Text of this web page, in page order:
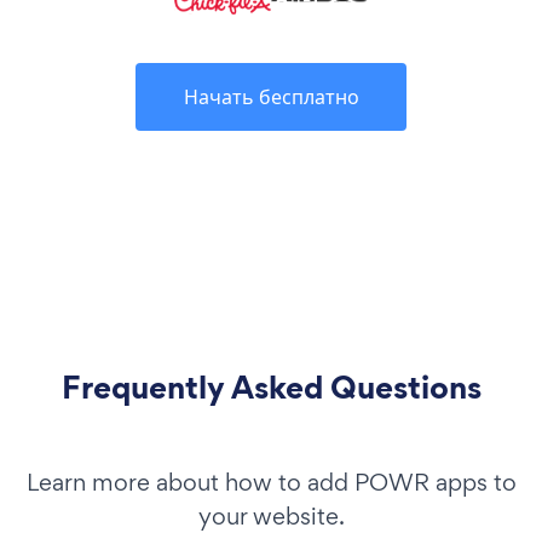
Начать бесплатно
Frequently Asked Questions
Learn more about how to add POWR apps to
your website.